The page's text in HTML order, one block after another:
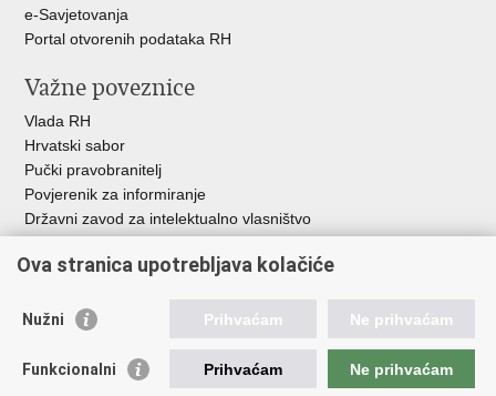
e-Savjetovanja
Portal otvorenih podataka RH
Važne poveznice
Vlada RH
Hrvatski sabor
Pučki pravobranitelj
Povjerenik za informiranje
Državni zavod za intelektualno vlasništvo
HAKOM
Ostale poveznice
Hrvatski audiovizualni centar
Ova stranica upotrebljava kolačiće
Nužni Prihvaćam Ne prihvaćam
Funkcionalni Prihvaćam Ne prihvaćam